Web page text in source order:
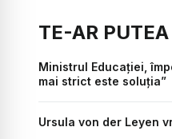
TE-AR
Ministrul Educației,
mai strict este soluția”
Ursula von der Leyen